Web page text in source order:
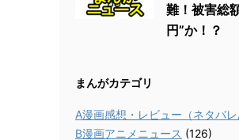
難！被害総
円”か！？
まんがカテゴリ
A漫画感想・レビュー（ネタバレ
B漫画アニメニュース (126)